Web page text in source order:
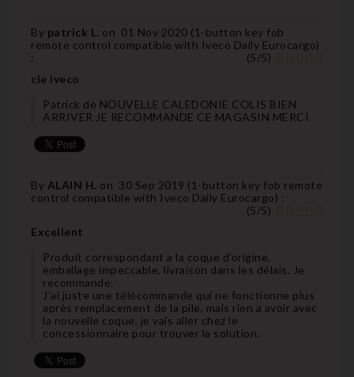
By patrick L. on 01 Nov 2020 (1-button key fob
remote control compatible with Iveco Daily Eurocargo)
:
(5/5)
cle iveco
Patrick de NOUVELLE CALEDONIE COLIS BIEN
ARRIVER JE RECOMMANDE CE MAGASIN MERCI
By ALAIN H. on 30 Sep 2019 (1-button key fob remote
control compatible with Iveco Daily Eurocargo) :
(5/5)
Excellent
Produit correspondant a la coque d'origine,
emballage impeccable, livraison dans les délais. Je
recommande.
J'ai juste une télécommande qui ne fonctionne plus
après remplacement de la pile, mais rien a avoir avec
la nouvelle coque, je vais aller chez le
concessionnaire pour trouver la solution.